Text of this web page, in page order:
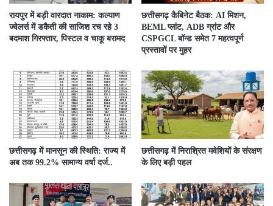
रायपुर में बड़ी वारदात नाकाम: कल्याण
ज्वेलर्स में डकैती की साजिश रच रहे 3
बदमाश गिरफ्तार, पिस्टल व चाकू बरामद
छत्तीसगढ़ कैबिनेट बैठक: AI मिशन,
BEML प्लांट, ADB ग्रांट और
CSPGCL बॉन्ड समेत 7 महत्वपूर्ण
प्रस्तावों पर मुहर
छत्तीसगढ़ में मानसून की स्थिति: राज्य में
अब तक 99.2% सामान्य वर्षा दर्ज..
छत्तीसगढ़ में निराश्रित मवेशियों के संरक्षण
के लिए बड़ी पहल